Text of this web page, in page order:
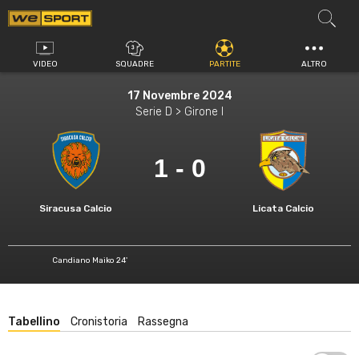
Vai
al
contenuto
VIDEO SQUADRE PARTITE ALTRO
17 Novembre 2024
Serie D > Girone I
Siracusa Calcio
1 - 0
Licata Calcio
Candiano Maiko 24'
Tabellino Cronistoria Rassegna